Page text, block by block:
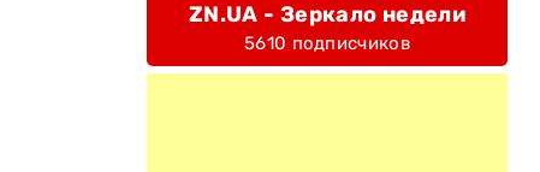
ZN.UA - Зеркало недели
5610 подписчиков